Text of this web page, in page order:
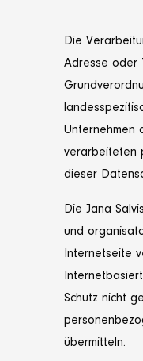
Die
Adresse oder
Unternehmen
verarbeiteten
dieser
Die Jana
und
Internetseite
Schutz nicht
übermitteln.